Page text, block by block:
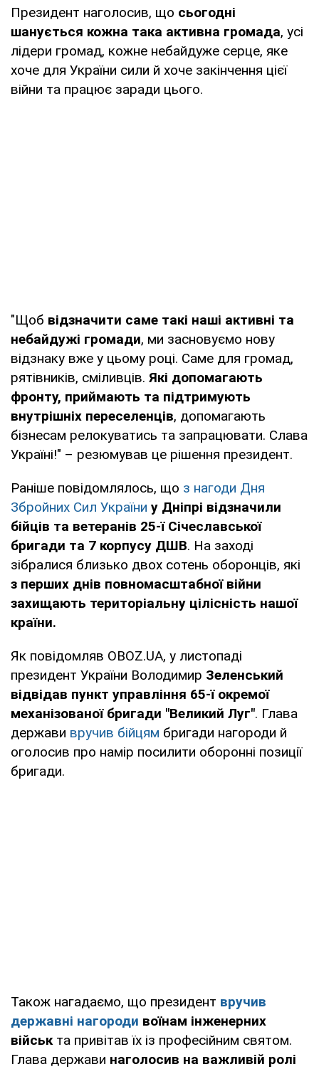
Президент наголосив, що сьогодні
шанується кожна така активна громада, усі
лідери громад, кожне небайдуже серце, яке
хоче для України сили й хоче закінчення цієї
війни та працює заради цього.
"Щоб відзначити саме такі наші активні та
небайдужі громади, ми засновуємо нову
відзнаку вже у цьому році. Саме для громад,
рятівників, сміливців. Які допомагають
фронту, приймають та підтримують
внутрішніх переселенців, допомагають
бізнесам релокуватись та запрацювати. Слава
Україні!" – резюмував це рішення президент.
Раніше повідомлялось, що з нагоди Дня
Збройних Сил України у Дніпрі відзначили
бійців та ветеранів 25-ї Січеславської
бригади та 7 корпусу ДШВ. На заході
зібралися близько двох сотень оборонців, які
з перших днів повномасштабної війни
захищають територіальну цілісність нашої
країни.
Як повідомляв OBOZ.UA, у листопаді
президент України Володимир Зеленський
відвідав пункт управління 65-ї окремої
механізованої бригади "Великий Луг". Глава
держави вручив бійцям бригади нагороди й
оголосив про намір посилити оборонні позиції
бригади.
Також нагадаємо, що президент вручив
державні нагороди воїнам інженерних
військта привітав їх із професійним святом.
Глава держави наголосив на важливій ролі